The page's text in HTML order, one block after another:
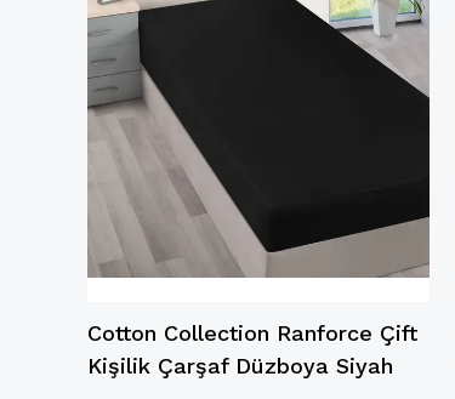
Cotton Collection Ranforce Çift
Kişilik Çarşaf Düzboya Siyah